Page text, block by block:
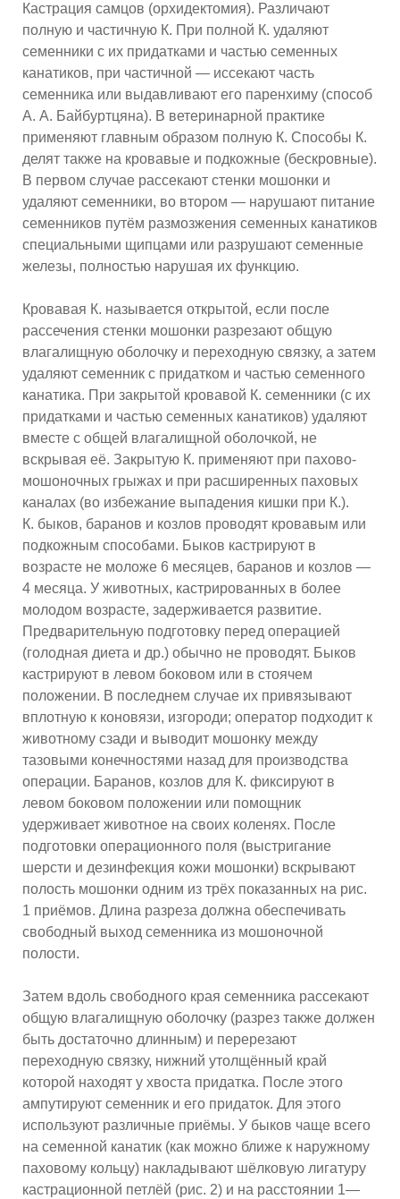
Кастрация самцов (орхидектомия). Различают
полную и частичную К. При полной К. удаляют
семенники с их придатками и частью семенных
канатиков, при частичной — иссекают часть
семенника или выдавливают его паренхиму (способ
А. А. Байбуртцяна). В ветеринарной практике
применяют главным образом полную К. Способы К.
делят также на кровавые и подкожные (бескровные).
В первом случае рассекают стенки мошонки и
удаляют семенники, во втором — нарушают питание
семенников путём размозжения семенных канатиков
специальными щипцами или разрушают семенные
железы, полностью нарушая их функцию.
Кровавая К. называется открытой, если после
рассечения стенки мошонки разрезают общую
влагалищную оболочку и переходную связку, а затем
удаляют семенник с придатком и частью семенного
канатика. При закрытой кровавой К. семенники (с их
придатками и частью семенных канатиков) удаляют
вместе с общей влагалищной оболочкой, не
вскрывая её. Закрытую К. применяют при пахово-
мошоночных грыжах и при расширенных паховых
каналах (во избежание выпадения кишки при К.).
К. быков, баранов и козлов проводят кровавым или
подкожным способами. Быков кастрируют в
возрасте не моложе 6 месяцев, баранов и козлов —
4 месяца. У животных, кастрированных в более
молодом возрасте, задерживается развитие.
Предварительную подготовку перед операцией
(голодная диета и др.) обычно не проводят. Быков
кастрируют в левом боковом или в стоячем
положении. В последнем случае их привязывают
вплотную к коновязи, изгороди; оператор подходит к
животному сзади и выводит мошонку между
тазовыми конечностями назад для производства
операции. Баранов, козлов для К. фиксируют в
левом боковом положении или помощник
удерживает животное на своих коленях. После
подготовки операционного поля (выстригание
шерсти и дезинфекция кожи мошонки) вскрывают
полость мошонки одним из трёх показанных на рис.
1 приёмов. Длина разреза должна обеспечивать
свободный выход семенника из мошоночной
полости.
Затем вдоль свободного края семенника рассекают
общую влагалищную оболочку (разрез также должен
быть достаточно длинным) и перерезают
переходную связку, нижний утолщённый край
которой находят у хвоста придатка. После этого
ампутируют семенник и его придаток. Для этого
используют различные приёмы. У быков чаще всего
на семенной канатик (как можно ближе к наружному
паховому кольцу) накладывают шёлковую лигатуру
кастрационной петлёй (рис. 2) и на расстоянии 1—